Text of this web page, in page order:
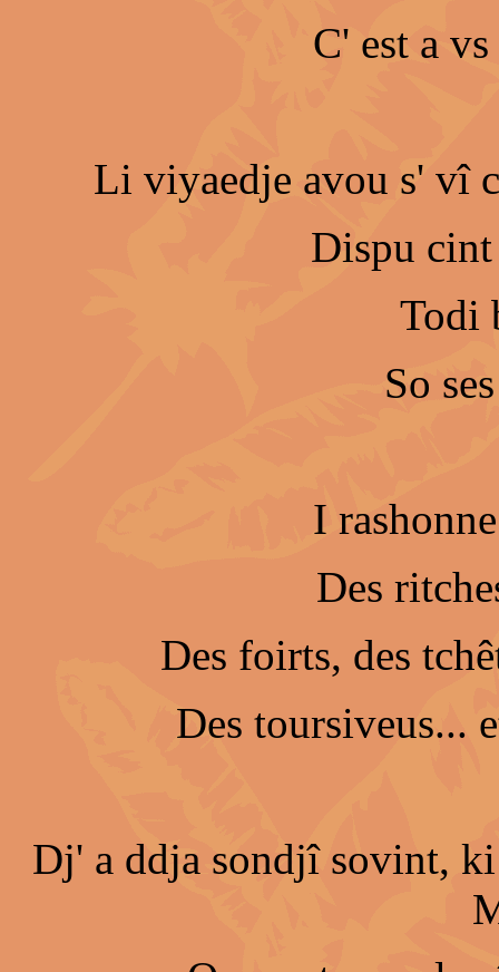
C' est a
Li viyaedje avou s' vî
Dispu cint
Todi
So
I
Des
Des foirts, des
Des toursiveus...
Dj' a ddja sondjî sovint,